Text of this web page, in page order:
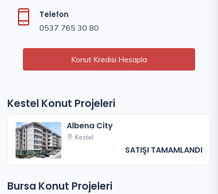
Telefon
0537 765 30 80
Konut Kredisi Hesapla
Kestel Konut Projeleri
Albena City
Kestel
SATIŞI TAMAMLANDI
Bursa Konut Projeleri